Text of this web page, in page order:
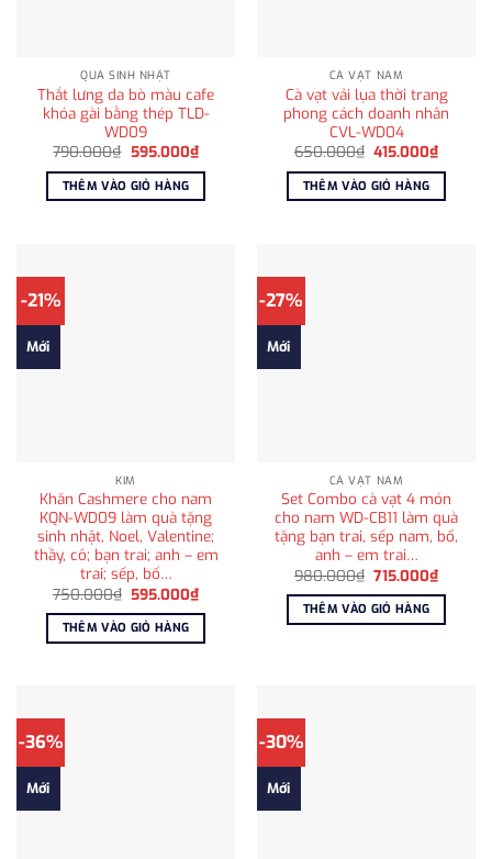
QUÀ SINH NHẬT
Thắt lưng da bò màu cafe
khóa gài bằng thép TLD-
WD09
790.000₫ Giá
là:
790.000₫.
595.000₫Giá
hiện
tại
595.000₫.
THÊM VÀO GIỎ HÀNG
CÀ VẠT NAM
Cà vạt vải lụa thời trang
phong cách doanh nhân
CVL-WD04
650.000₫ Giá
là:
650.000₫.
415.000₫Giá
hiện
tại
THÊM VÀO GIỎ HÀNG
-21%
Mới
KIM
Khăn Cashmere cho nam
KQN-WD09 làm quà tặng
sinh nhật, Noel, Valentine;
thầy, cô; bạn trai; anh – em
trai; sếp, bố…
750.000₫ Giá
là:
750.000₫.
595.000₫Giá
hiện
tại
595.000₫.
THÊM VÀO GIỎ HÀNG
-27%
Mới
CÀ VẠT NAM
Set Combo cà vạt 4 món
cho nam WD-CB11 làm quà
tặng bạn trai, sếp nam, bố,
anh – em trai…
980.000₫ Giá
là:
980.000₫.
715.000₫Giá
hiện
tại
THÊM VÀO GIỎ HÀNG
-36%
Mới
-30%
Mới